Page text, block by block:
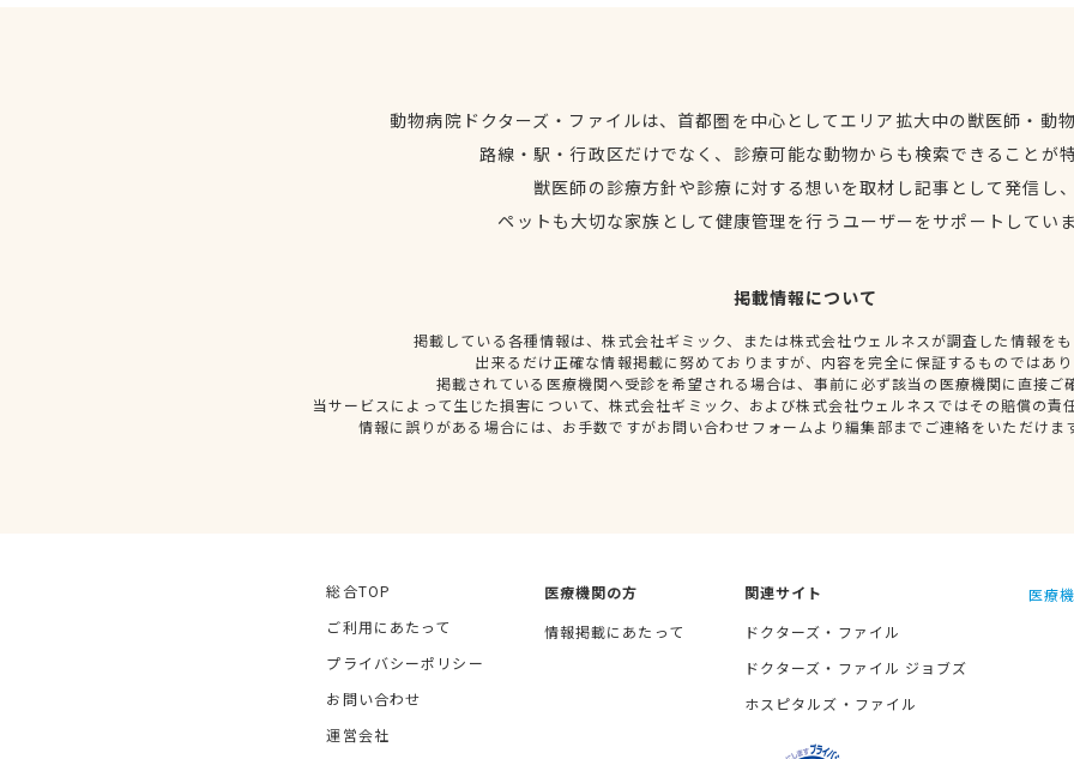
動物病院ドクターズ・ファイルは、首都圏を中心としてエリア拡大中の獣医師・動
路線・駅・行政区だけでなく、診療可能な動物からも検索できることが
獣医師の診療方針や診療に対する想いを取材し記事として発信し
ペットも大切な家族として健康管理を行うユーザーをサポートしてい
掲載情報について
掲載している各種情報は、株式会社ギミック、または株式会社ウェルネスが調査した情報を
出来るだけ正確な情報掲載に努めておりますが、内容を完全に保証するものではあ
掲載されている医療機関へ受診を希望される場合は、事前に必ず該当の医療機関に直接ご
当サービスによって生じた損害について、株式会社ギミック、および株式会社ウェルネスではその賠償の責
情報に誤りがある場合には、お手数ですがお問い合わせフォームより編集部までご連絡をいただけま
総合TOP
ご利用にあたって
プライバシーポリシー
お問い合わせ
運営会社
医療機関の方
情報掲載にあたって
関連サイト
ドクターズ・ファイル
ドクターズ・ファイル ジョブズ
ホスピタルズ・ファイル
医療